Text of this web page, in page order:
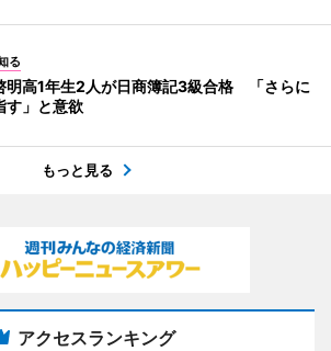
る
明高1年生2人が日商簿記3級合格 「さらに
す」と意欲
もっと見る
アクセスランキング